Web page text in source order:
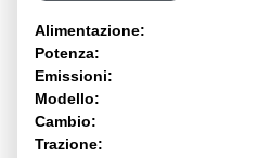
Alimentazione:
Potenza:
Emissioni:
Modello:
Cambio:
Trazione: